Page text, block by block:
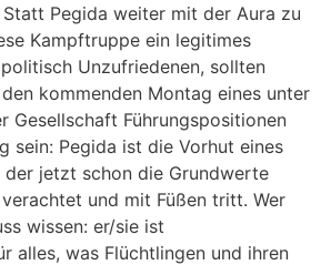
Statt Pegida weiter mit der Aura zu
Kampftruppe ein legitimes
Unzufriedenen, sollten
kommenden Montag eines unter
Gesellschaft Führungspositionen
sein: Pegida ist die Vorhut eines
der jetzt schon die Grundwerte
und mit Füßen tritt. Wer
wissen: er/sie ist
alles, was Flüchtlingen und ihren